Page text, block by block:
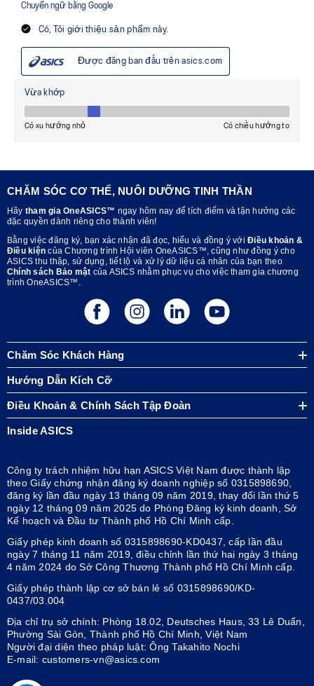
CHĂM SÓC CƠ THỂ, NUÔI DƯỠNG TINH THẦN
Hãy tham gia OneASICS™ ngay hôm nay để tích điểm và tận hưởng các
đặc quyền dành riêng cho thành viên!
Bằng việc đăng ký, bạn xác nhận đã đọc, hiểu và đồng ý với Điều khoản &
Điều kiện của Chương trình Hội viên OneASICS™, cũng như đồng ý cho
ASICS thu thập, sử dụng, tiết lộ và xử lý dữ liệu cá nhân của bạn theo
Chính sách Bảo mật của ASICS nhằm phục vụ cho việc tham gia chương
trình OneASICS™.
Chăm Sóc Khách Hàng
Hướng Dẫn Kích Cỡ
Điều Khoản & Chính Sách Tập Đoàn
Inside ASICS
Công ty trách nhiệm hữu hạn ASICS Việt Nam được thành lập
theo Giấy chứng nhận đăng ký doanh nghiệp số 0315898690,
đăng ký lần đầu ngày 13 tháng 09 năm 2019, thay đổi lần thứ 5
ngày 12 tháng 09 năm 2025 do Phòng Đăng ký kinh doanh, Sở
Kế hoạch và Đầu tư Thành phố Hồ Chí Minh cấp.
Giấy phép kinh doanh số 0315898690-KD0437, cấp lần đầu
ngày 7 tháng 11 năm 2019, điều chỉnh lần thứ hai ngày 3 tháng
4 năm 2024 do Sở Công Thương Thành phố Hồ Chí Minh cấp.
Giấy phép thành lập cơ sở bán lẻ số 0315898690/KD-
0437/03.004
Địa chỉ trụ sở chính: Phòng 18.02, Deutsches Haus, 33 Lê Duẩn,
Phường Sài Gòn, Thành phố Hồ Chí Minh, Việt Nam
Người đại diện theo pháp luật: Ông Takahito Nochi
E-mail: customers-vn@asics.com